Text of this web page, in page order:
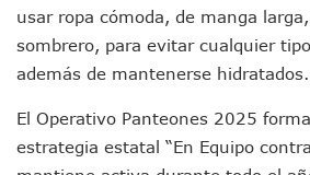
SAT Lleva Su Oficina Móvil
Mediante Asambleas
IMSS Rehabilitará
Retiran Cacharros De 30
Hospital Civil De La Costa
usar ropa cómoda, de manga
sombrero, para evitar cualquier
además de mantenerse hidratados.
El Operativo Panteones 2025
estrategia estatal “En Equipo